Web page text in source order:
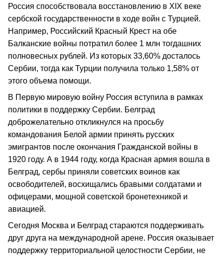
Россия способствовала восстановлению в XIX веке
сербской государственности в ходе войн с Турцией.
Например, Российский Красный Крест на обе
Балканские войны потратил более 1 млн тогдашних
полновесных рублей. Из которых 33,60% досталось
Сербии, тогда как Турции получила только 1,58% от
этого объема помощи.
В Первую мировую войну Россия вступила в рамках
политики в поддержку Сербии. Белград
доброжелательно откликнулся на просьбу
командования Белой армии принять русских
эмигрантов после окончания Гражданской войны в
1920 году. А в 1944 году, когда Красная армия вошла в
Белград, сербы приняли советских воинов как
освободителей, восхищались бравыми солдатами и
офицерами, мощной советской бронетехникой и
авиацией.
Сегодня Москва и Белград стараются поддерживать
друг друга на международной арене. Россия оказывает
поддержку территориальной целостности Сербии, не